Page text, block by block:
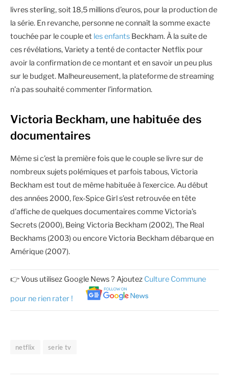
livres sterling, soit 18,5 millions d’euros, pour la production de
la série. En revanche, personne ne connaît la somme exacte
touchée par le couple et les enfants Beckham. À la suite de
ces révélations, Variety a tenté de contacter Netflix pour
avoir la confirmation de ce montant et en savoir un peu plus
sur le budget. Malheureusement, la plateforme de streaming
n’a pas souhaité commenter l’information.
Victoria Beckham, une habituée des
documentaires
Même si c’est la première fois que le couple se livre sur de
nombreux sujets polémiques et parfois tabous, Victoria
Beckham est tout de même habituée à l’exercice. Au début
des années 2000, l’ex-Spice Girl s’est retrouvée en tête
d’affiche de quelques documentaires comme Victoria’s
Secrets (2000), Being Victoria Beckham (2002), The Real
Beckhams (2003) ou encore Victoria Beckham débarque en
Amérique (2007).
👉 Vous utilisez Google News ? Ajoutez Culture Commune
pour ne rien rater !
netflix serie tv